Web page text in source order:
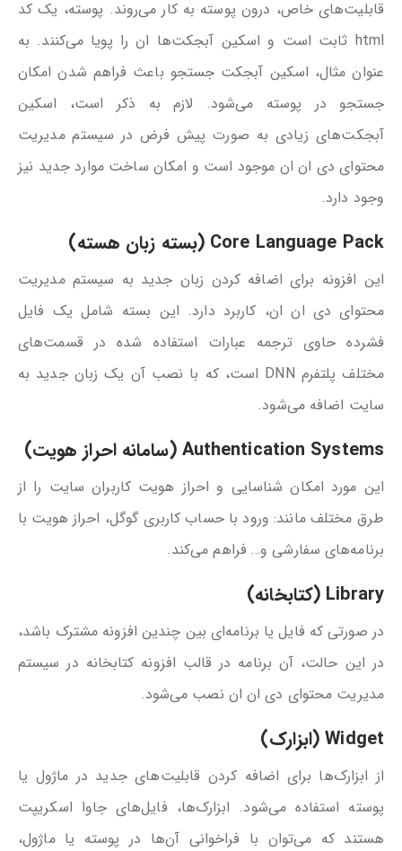
قابلیت‌های خاص، درون پوسته به کار می‌روند. پوسته، یک کد
html ثابت است و اسکین آبجکت‌ها ان را پویا می‌کنند. به
عنوان مثال، اسکین آبجکت جستجو باعث فراهم شدن امکان
جستجو در پوسته می‌شود. لازم به ذکر است، اسکین
آبجکت‌های زیادی به صورت پیش فرض در سیستم مدیریت
محتوای دی ان ان موجود است و امکان ساخت موارد جدید نیز
وجود دارد.
Core Language Pack (بسته زبان هسته)
این افزونه برای اضافه کردن زبان جدید به سیستم مدیریت
محتوای دی ان ان، کاربرد دارد. این بسته شامل یک فایل
فشرده حاوی ترجمه عبارات استفاده شده در قسمت‌های
مختلف پلتفرم DNN است، که با نصب آن یک زبان جدید به
سایت اضافه می‌شود.
Authentication Systems (سامانه احراز هویت)
این مورد امکان شناسایی و احراز هویت کاربران سایت را از
طرق مختلف مانند: ورود با حساب کاربری گوگل، احراز هویت با
برنامه‌های سفارشی و… فراهم می‌کند.
Library (کتابخانه)
در صورتی که فایل یا برنامه‌ای بین چندین افزونه مشترک باشد،
در این حالت، آن برنامه در قالب افزونه کتابخانه در سیستم
مدیریت محتوای دی ان ان نصب می‌شود.
Widget (ابزارک)
از ابزارک‌ها برای اضافه کردن قابلیت‌های جدید در ماژول یا
پوسته استفاده می‌شود. ابزارک‌ها، فایل‌های جاوا اسکریپت
هستند که می‌توان با فراخوانی آن‌ها در پوسته یا ماژول،